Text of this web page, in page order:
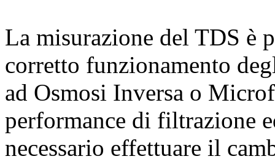
La misurazione del TDS è
corretto funzionamento
ad Osmosi Inversa o
performance di filtrazione
necessario effettuare il